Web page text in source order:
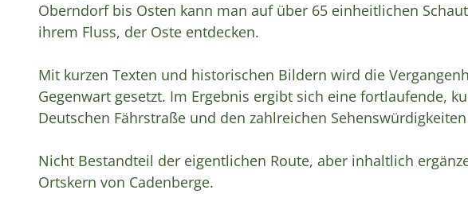
Oberndorf bis Osten kann man auf über 65 einheitlichen
ihrem Fluss, der Oste entdecken.
Mit kurzen Texten und historischen Bildern wird die
Gegenwart gesetzt. Im Ergebnis ergibt sich eine fortlaufende,
Deutschen Fährstraße und den zahlreichen
Nicht Bestandteil der eigentlichen Route, aber inhaltlich
Ortskern von Cadenberge.